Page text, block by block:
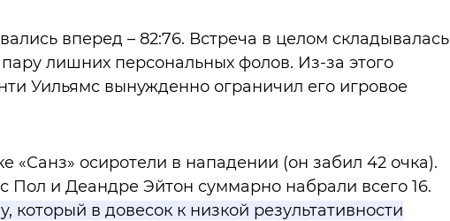
вперед – 82:76. Встреча в целом складывалась
лишних персональных фолов. Из-за этого
Уильямс вынужденно ограничил его игровое
«Санз» осиротели в нападении (он забил 42 очка).
Пол и Деандре Эйтон суммарно набрали всего 16.
который в довесок к низкой результативности